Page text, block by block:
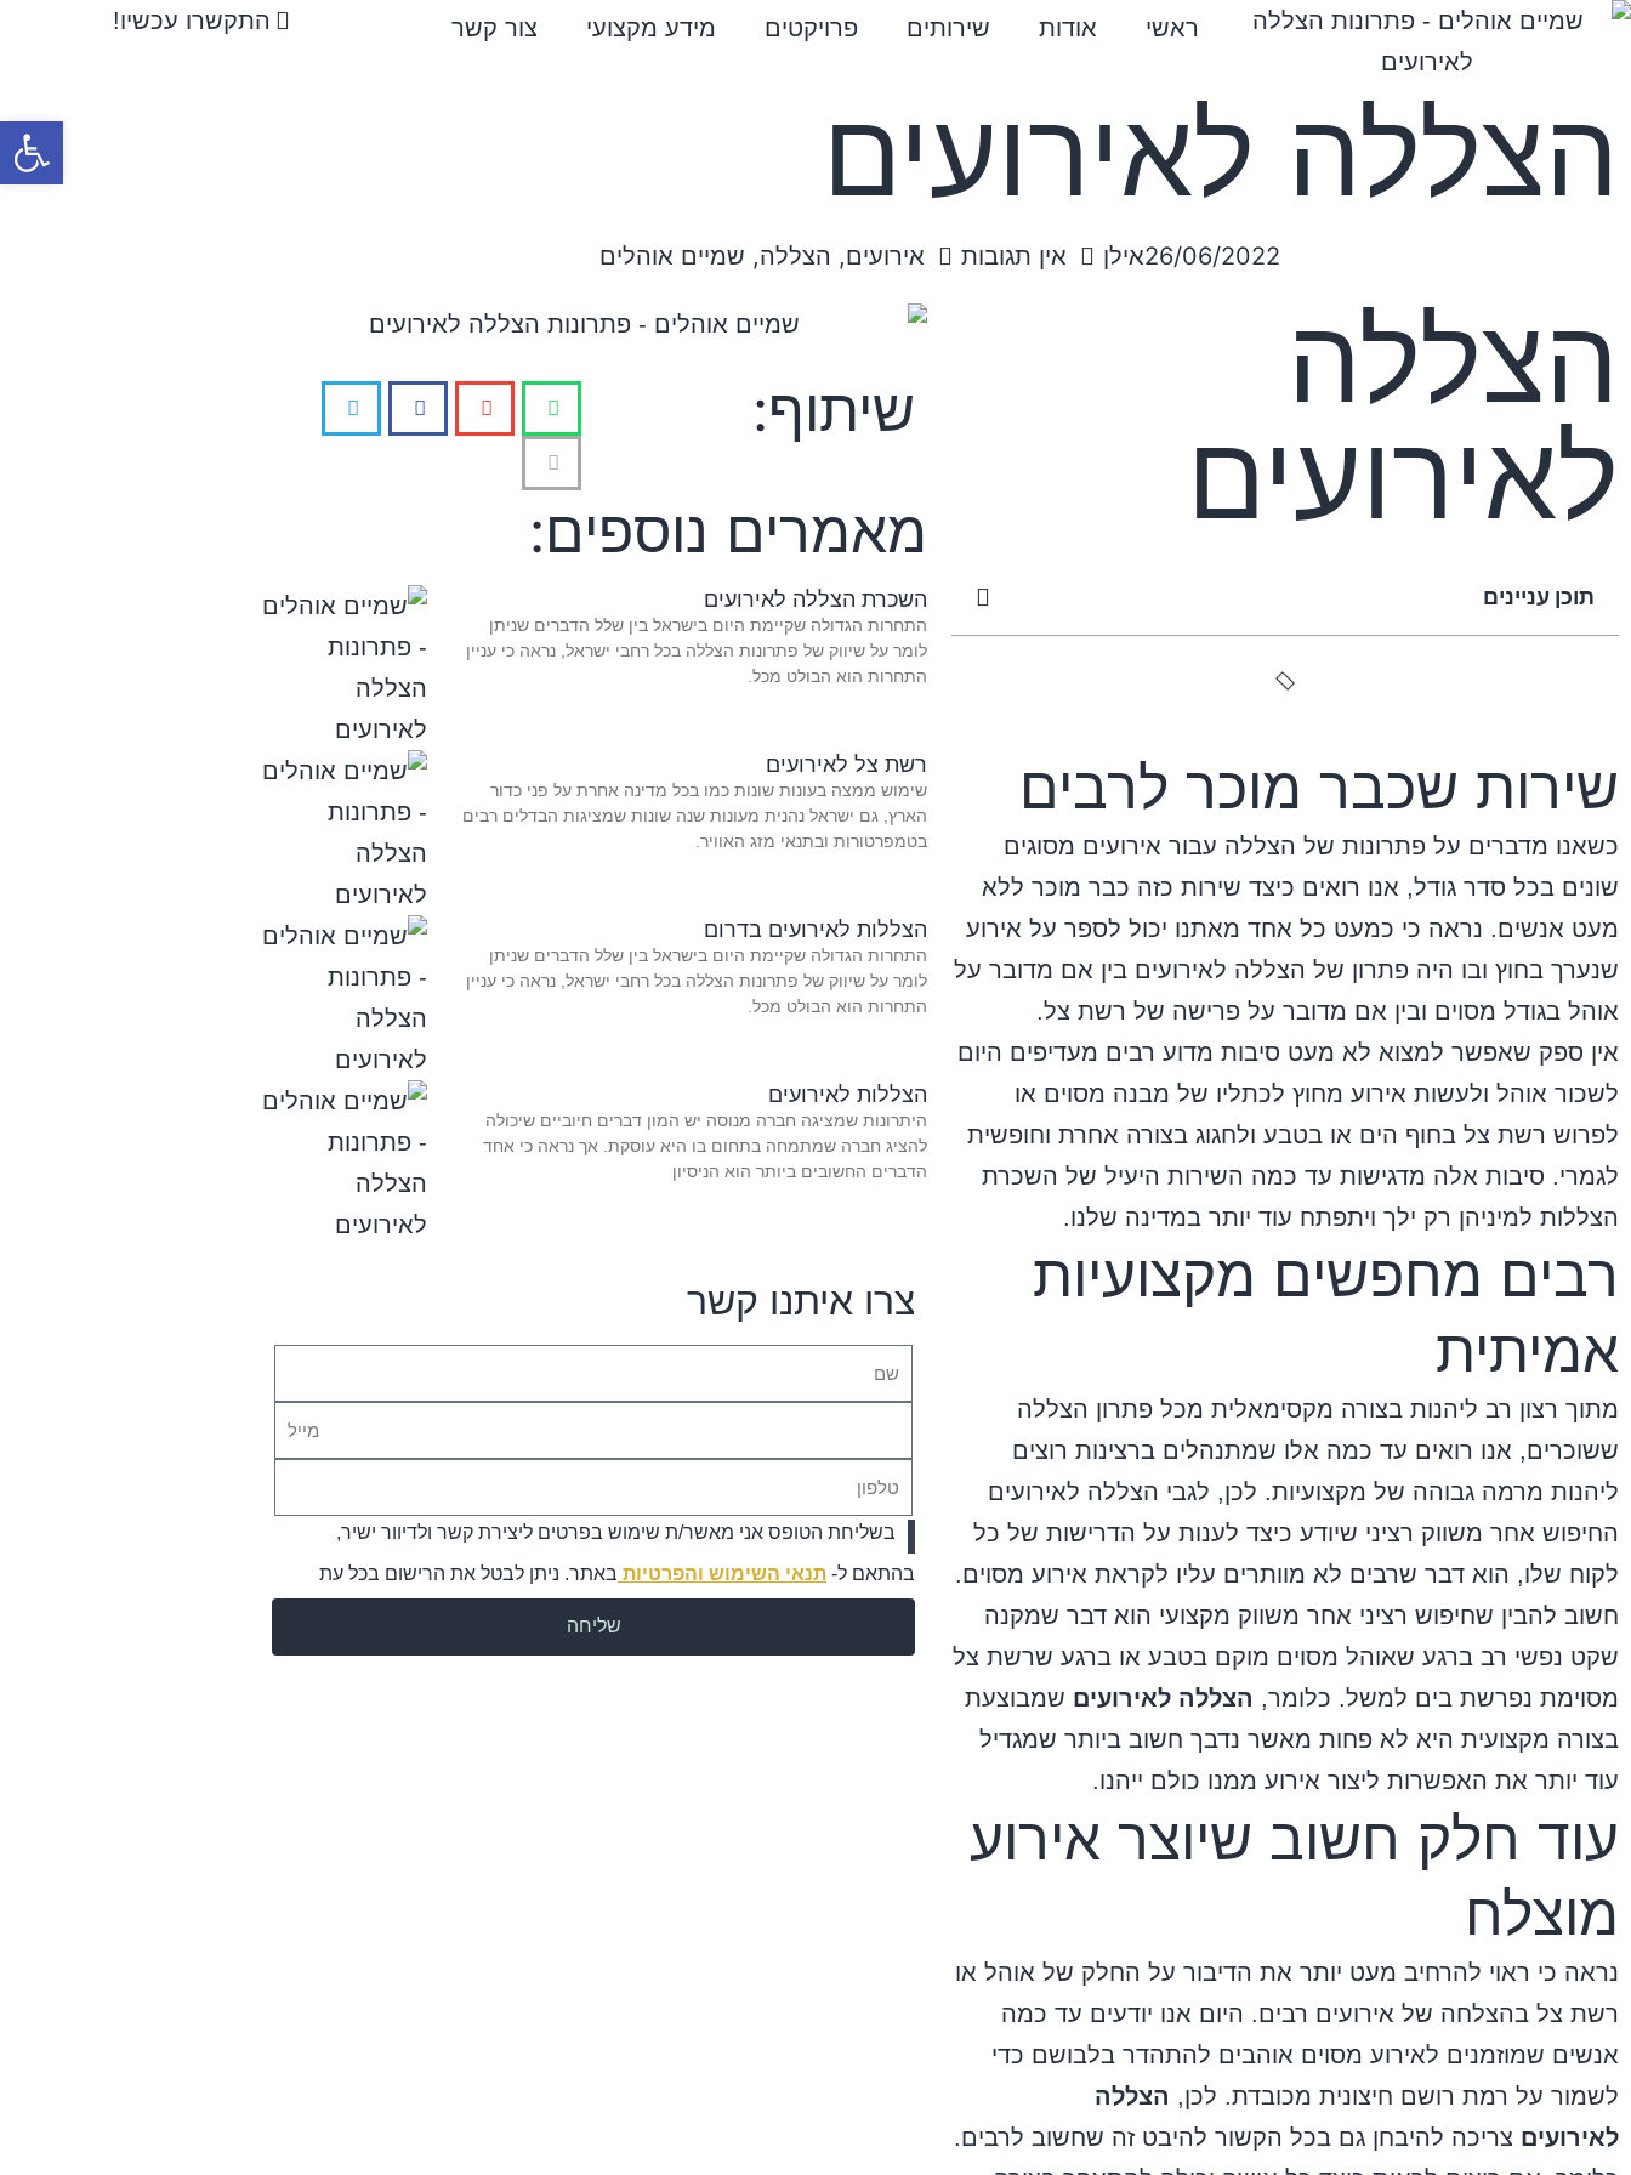
ראשי אודות שירותים פרויקטים מידע מקצועי צור קשר התקשרו עכשיו!
הצללה לאירועים
26/06/2022אילן אין תגובות אירועים, הצללה, שמיים אוהלים
הצללה
לאירועים
תוכן עניינים
שירות שכבר מוכר לרבים
כשאנו מדברים על פתרונות של הצללה עבור אירועים מסוגים
שונים בכל סדר גודל, אנו רואים כיצד שירות כזה כבר מוכר ללא
מעט אנשים. נראה כי כמעט כל אחד מאתנו יכול לספר על אירוע
שנערך בחוץ ובו היה פתרון של הצללה לאירועים בין אם מדובר על
אוהל בגודל מסוים ובין אם מדובר על פרישה של רשת צל.
אין ספק שאפשר למצוא לא מעט סיבות מדוע רבים מעדיפים היום
לשכור אוהל ולעשות אירוע מחוץ לכתליו של מבנה מסוים או
לפרוש רשת צל בחוף הים או בטבע ולחגוג בצורה אחרת וחופשית
לגמרי. סיבות אלה מדגישות עד כמה השירות היעיל של השכרת
הצללות למיניהן רק ילך ויתפתח עוד יותר במדינה שלנו.
רבים מחפשים מקצועיות
אמיתית
מתוך רצון רב ליהנות בצורה מקסימאלית מכל פתרון הצללה
ששוכרים, אנו רואים עד כמה אלו שמתנהלים ברצינות רוצים
ליהנות מרמה גבוהה של מקצועיות. לכן, לגבי הצללה לאירועים
החיפוש אחר משווק רציני שיודע כיצד לענות על הדרישות של כל
לקוח שלו, הוא דבר שרבים לא מוותרים עליו לקראת אירוע מסוים.
חשוב להבין שחיפוש רציני אחר משווק מקצועי הוא דבר שמקנה
שקט נפשי רב ברגע שאוהל מסוים מוקם בטבע או ברגע שרשת צל
מסוימת נפרשת בים למשל. כלומר, הצללה לאירועים שמבוצעת
בצורה מקצועית היא לא פחות מאשר נדבך חשוב ביותר שמגדיל
עוד יותר את האפשרות ליצור אירוע ממנו כולם ייהנו.
עוד חלק חשוב שיוצר אירוע
מוצלח
נראה כי ראוי להרחיב מעט יותר את הדיבור על החלק של אוהל או
רשת צל בהצלחה של אירועים רבים. היום אנו יודעים עד כמה
אנשים שמוזמנים לאירוע מסוים אוהבים להתהדר בלבושם כדי
לשמור על רמת רושם חיצונית מכובדת. לכן, הצללה
לאירועים צריכה להיבחן גם בכל הקשור להיבט זה שחשוב לרבים.
שיתוף:
מאמרים נוספים:
השכרת הצללה לאירועים
התחרות הגדולה שקיימת היום בישראל בין שלל הדברים שניתן
לומר על שיווק של פתרונות הצללה בכל רחבי ישראל, נראה כי עניין
התחרות הוא הבולט מכל.
רשת צל לאירועים
שימוש ממצה בעונות שונות כמו בכל מדינה אחרת על פני כדור
הארץ, גם ישראל נהנית מעונות שנה שונות שמציגות הבדלים רבים
בטמפרטורות ובתנאי מזג האוויר.
הצללות לאירועים בדרום
התחרות הגדולה שקיימת היום בישראל בין שלל הדברים שניתן
לומר על שיווק של פתרונות הצללה בכל רחבי ישראל, נראה כי עניין
התחרות הוא הבולט מכל.
הצללות לאירועים
היתרונות שמציגה חברה מנוסה יש המון דברים חיוביים שיכולה
להציג חברה שמתמחה בתחום בו היא עוסקת. אך נראה כי אחד
הדברים החשובים ביותר הוא הניסיון
צרו איתנו קשר
בשליחת הטופס אני מאשר/ת שימוש בפרטים ליצירת קשר ולדיוור ישיר,
בהתאם ל- תנאי השימוש והפרטיות באתר. ניתן לבטל את הרישום בכל עת
שליחה
פתח